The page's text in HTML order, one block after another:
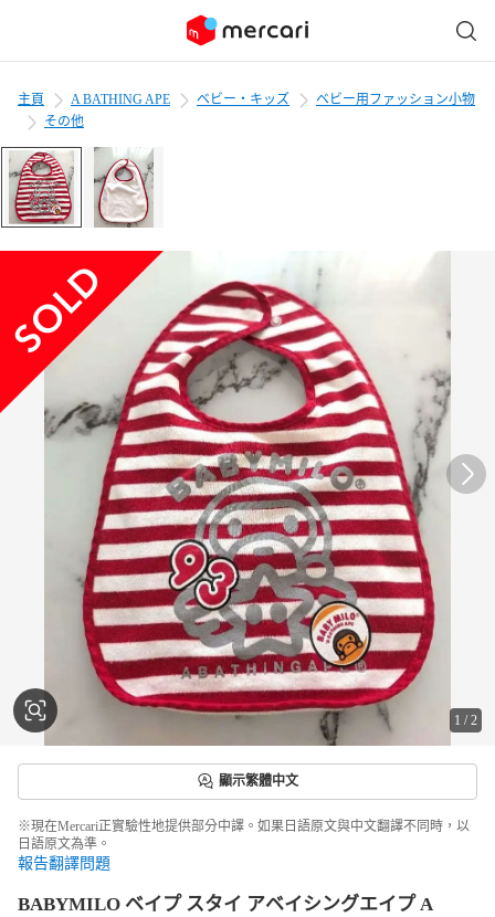
主頁 A BATHING APE ベビー・キッズ
ベビー用ファッション小物
その他
1 /2
顯示繁體中文
※現在Mercari正實驗性地提供部分中譯。如果日語原文與中文翻譯不同時，以
日語原文為準。
報告翻譯問題
BABYMILO ベイプ スタイ アベイシングエイプ A